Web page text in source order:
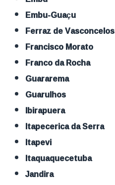
Embu-Guaçu
Ferraz de Vasconcelos
Francisco Morato
Franco da Rocha
Guararema
Guarulhos
Ibirapuera
Itapecerica da Serra
Itapevi
Itaquaquecetuba
Jandira